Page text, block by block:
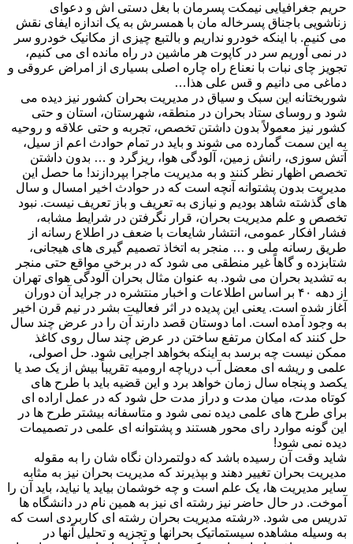
حریم جغرافیایی نیمکت پسرمان با بغل دستی اش و دعوای
زناشویی باجناق پسرخاله مان با همسرش به یک اندازه ایفای نقش
می کنیم. با اینکه خودرو نداریم و بالتبع چیزی از مکانیک خودرو سر
در نمی آوریم سر در کاپوت هر ماشین در راه مانده ای می کنیم،
تجویز چای نبات با نعناع راه چاره اصلی بسیاری از امراض عروقی و
دماغی می دانیم و قس علی هذا…
شوربختانه این سبک و سیاق در مدیریت بحران کشور نیز دیده می
شود و روسای ستاد بحران در منطقه، شهرستان، استان و حتی
کشور نیز معمولاً بدون داشتن تخصص، تجربه و حتی علاقه و روحیه
به این سمت گمارده می شوند و باید در تمام حوادث اعم از سیل،
آتش سوزی، رانش زمین، آلودگی هوا، ریزگرد و … بدون داشتن
تخصص اظهار نظر کنند و به مدیریت ماجرا بپردازند! ما حصل این
مدیریت بدون پشتوانه آنچه است که در حوادث اخیر امسال و سال
های گذشته شاهد بودیم و نیازی به تعریف و باز تعریف نیست. نبود
تخصص و علم مدیریت بحران، قرار نگرفتن در شرایط مشابه،
فشار افکار عمومی، انتشار شایعات با ضعف در اطلاع رسانه از
طریق رسانه ملی و … منجر به اتخاذ تصمیم گیری های هیجانی،
شتابزده و گاهاً غیر منطقی می شود که در برخی مواقع حتی منجر
به تشدید بحران می شود. به عنوان مثال بحران آلودگی هوای تهران
از دهه ۴۰ بر اساس اطلاعات و اخبار منتشره در جراید آن دوران
آغاز شده است. یعنی این پدیده در اثر فعالیت بشر در نیم قرن اخیر
به وجود آمده است. اما دوستان قصد دارند آن را در عرض چند سال
حل کنند که امکان مرتفع ساختن در عرض چند سال روی کاغذ
ممکن نیست چه برسد به اینکه بخواهد اجرایی شود. حل اصولی،
علمی و ریشه ای معضل آب دریاچه ارومیه تقریباً بیش از یک صد یا
یکصد و پنجاه سال زمان خواهد برد و این قضیه باید با طرح های
کوتاه مدت، میان مدت و دراز مدت حل شود که در عمل اراده ای
برای طرح های علمی دیده نمی شود و متاسفانه بیشتر طرح ها در
این گونه موارد رای محور هستند و پشتوانه ای علمی در تصمیمات
دیده نمی شود!
شاید وقت آن رسیده باشد که دولتمردان نگاه شان را به مقوله
مدیریت بحران تغییر دهند و بپذیرند که مدیریت بحران نیز به مثابه
سایر مدیریت ها، یک علم است و چه خوشمان بیاید یا نیاید، باید آن را
آموخت. در حال حاضر نیز رشته ای نیز به همین نام در دانشگاه ها
تدریس می شود. «رشته مدیریت بحران رشته ای کاربردی است که
به وسیله مشاهده سیستماتیک بحرانها و تجزیه و تحلیل آنها در